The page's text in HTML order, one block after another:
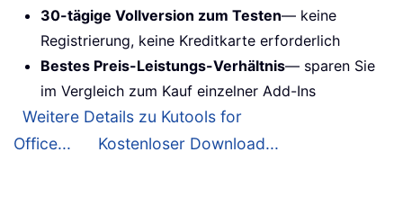
30-tägige Vollversion zum Testen— keine
Registrierung, keine Kreditkarte erforderlich
Bestes Preis-Leistungs-Verhältnis— sparen Sie
im Vergleich zum Kauf einzelner Add-Ins
Weitere Details zu Kutools for
Office...
Kostenloser Download...